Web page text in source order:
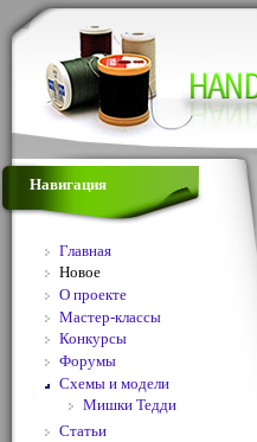
Навигация
Главная
Новое
О проекте
Мастер-классы
Конкурсы
Форумы
Схемы и модели
Мишки Тедди
Статьи